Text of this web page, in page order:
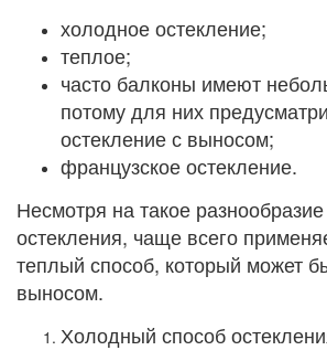
холодное остекление;
теплое;
часто балконы имеют
потому для них
остекление с выносом;
французское остекление.
Несмотря на такое
остекления, чаще всего
теплый способ, который может
выносом.
Холодный способ